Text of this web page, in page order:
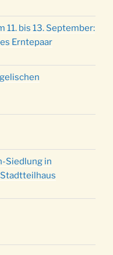
Krippenspiel im Ev.
Uhr
FeG um 16 Uhr
in der Kirche um
in der Kirche um
in der Kirche
in der Kirche um
bis 13. September:
Erntepaar
Siedlung in